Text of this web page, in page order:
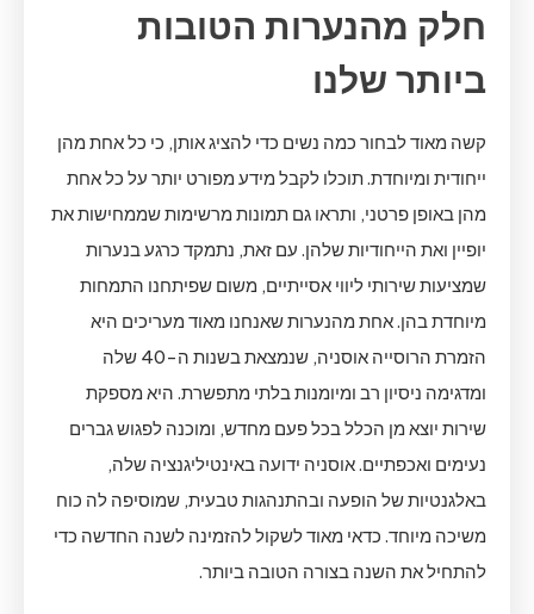
חלק מהנערות הטובות
ביותר שלנו
קשה מאוד לבחור כמה נשים כדי להציג אותן, כי כל אחת מהן
ייחודית ומיוחדת. תוכלו לקבל מידע מפורט יותר על כל אחת
מהן באופן פרטני, ותראו גם תמונות מרשימות שממחישות את
יופיין ואת הייחודיות שלהן. עם זאת, נתמקד כרגע בנערות
שמציעות שירותי ליווי אסייתיים, משום שפיתחנו התמחות
מיוחדת בהן. אחת מהנערות שאנחנו מאוד מעריכים היא
הזמרת הרוסייה אוסניה, שנמצאת בשנות ה-40 שלה
ומדגימה ניסיון רב ומיומנות בלתי מתפשרת. היא מספקת
שירות יוצא מן הכלל בכל פעם מחדש, ומוכנה לפגוש גברים
נעימים ואכפתיים. אוסניה ידועה באינטיליגנציה שלה,
באלגנטיות של הופעה ובהתנהגות טבעית, שמוסיפה לה כוח
משיכה מיוחד. כדאי מאוד לשקול להזמינה לשנה החדשה כדי
להתחיל את השנה בצורה הטובה ביותר.